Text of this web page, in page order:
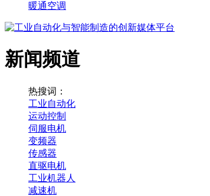
暖通空调
新闻频道
热搜词：
工业自动化
运动控制
伺服电机
变频器
传感器
直驱电机
工业机器人
减速机